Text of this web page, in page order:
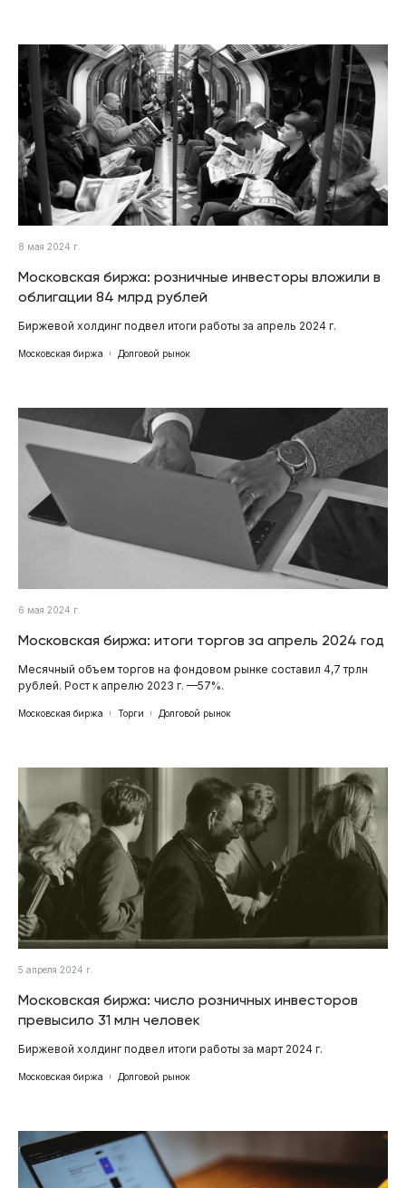
8 мая 2024 г.
Московская биржа: розничные инвесторы вложили в
облигации 84 млрд рублей
Биржевой холдинг подвел итоги работы за апрель 2024 г.
Московская биржа Долговой рынок
6 мая 2024 г.
Московская биржа: итоги торгов за апрель 2024 год
Месячный объем торгов на фондовом рынке составил 4,7 трлн
рублей. Рост к апрелю 2023 г. —57%.
Московская биржа Торги Долговой рынок
5 апреля 2024 г.
Московская биржа: число розничных инвесторов
превысило 31 млн человек
Биржевой холдинг подвел итоги работы за март 2024 г.
Московская биржа Долговой рынок